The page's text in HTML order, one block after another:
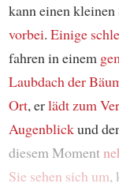
kann einen
vorbei. Einige
fahren in einem
Laubdach der
Ort, erlädt zum
Augenblickund
diesem Moment
Sie sehen sich um,